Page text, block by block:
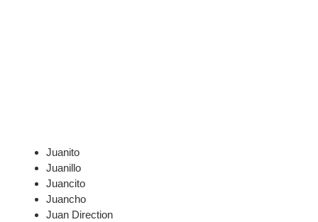
Juanito
Juanillo
Juancito
Juancho
Juan Direction